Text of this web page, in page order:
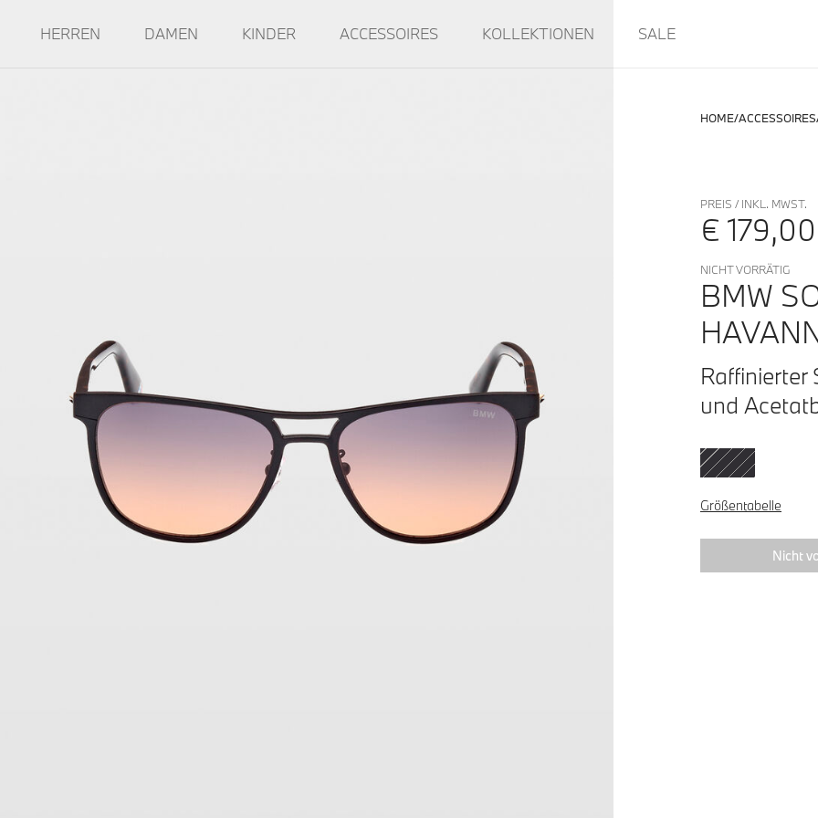
HERREN DAMEN KINDER ACCESSOIRES KOLLEKTIONEN SALE
HOME ACCESSOIRES
PREIS / INKL. MWST.
€ 179,00
NICHT VORRÄTIG
BMW
Raffinierter
und
Größentabelle
Nicht